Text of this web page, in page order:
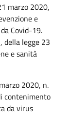
marzo 2020,
e
Covid-19.
della legge 23
e sanità
2020, n.
contenimento
da virus